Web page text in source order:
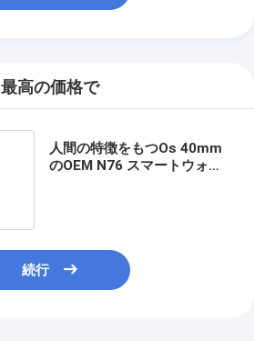
最高の価格で
人間の特徴をもつOs 40mm
のOEM N76 スマートウォッ
続行